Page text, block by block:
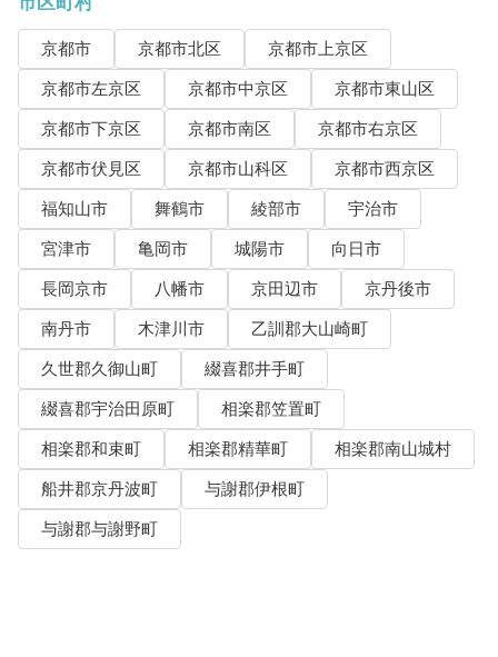
京都市 京都市北区
京都市上京区
京都市左京区
京都市中京区
京都市東山区
京都市下京区
京都市南区
京都市右京区
京都市伏見区
京都市山科区
京都市西京区
福知山市
舞鶴市 綾部市
宇治市
宮津市
亀岡市 城陽市
向日市
長岡京市
八幡市 京田辺市
京丹後市
南丹市
木津川市
乙訓郡大山崎町
久世郡久御山町
綴喜郡井手町
綴喜郡宇治田原町
相楽郡笠置町
相楽郡和束町
相楽郡精華町
相楽郡南山城村
船井郡京丹波町
与謝郡伊根町
与謝郡与謝野町